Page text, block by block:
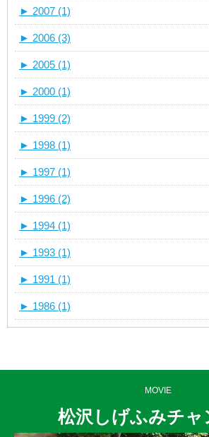
► 2007 (1)
► 2006 (3)
► 2005 (1)
► 2000 (1)
► 1999 (2)
► 1998 (1)
► 1997 (1)
► 1996 (2)
► 1994 (1)
► 1993 (1)
► 1991 (1)
► 1986 (1)
MOVIE
松沢しげふみチャ